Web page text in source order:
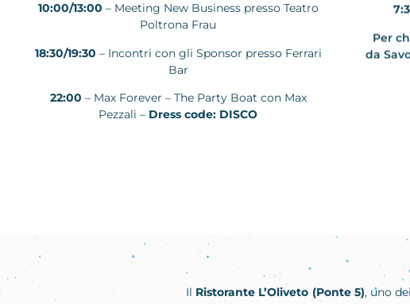
10:00/13:00 – Meeting New Business presso Teatro
Poltrona Frau
18:30/19:30 – Incontri con gli Sponsor presso Ferrari
Bar
22:00 – Max Forever – The Party Boat con Max
Pezzali – Dress code: DISCO
Per
da
Il Ristorante L’Oliveto (Ponte 5), uno